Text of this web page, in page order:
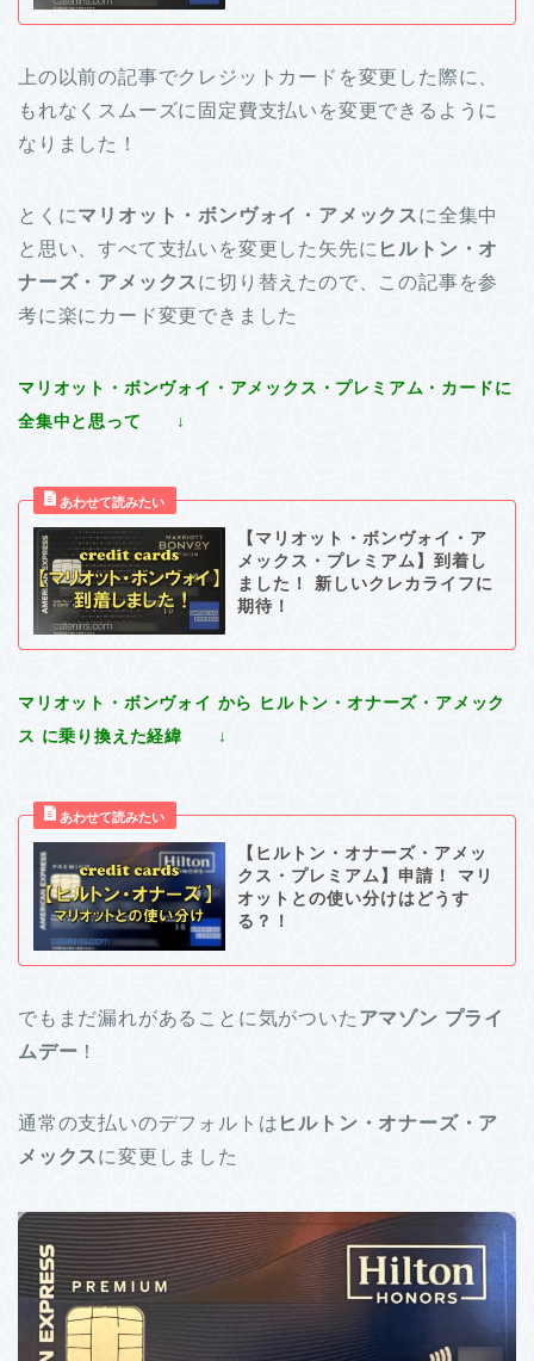
上の以前の記事でクレジットカードを変更した際に、
もれなくスムーズに固定費支払いを変更できるように
なりました！
とくにマリオット・ボンヴォイ・アメックスに全集中
と思い、すべて支払いを変更した矢先に ヒルトン・オ
ナーズ・アメックスに切り替えたので、この記事を参
考に楽にカード変更できました
マリオット・ボンヴォイ・アメックス・プレミアム・カードに
全集中と思って ↓
【マリオット・ボンヴォイ・ア
メックス・プレミアム】到着し
ました！ 新しいクレカライフに
期待！
マリオット・ボンヴォイ から ヒルトン・オナーズ・アメック
ス に乗り換えた経緯 ↓
【ヒルトン・オナーズ・アメッ
クス・プレミアム】申請！ マリ
オットとの使い分けはどうす
る？！
でもまだ漏れがあることに気がついた アマゾン プライ
ムデー ！
通常の支払いのデフォルトは ヒルトン・オナーズ・ア
メックスに変更しました